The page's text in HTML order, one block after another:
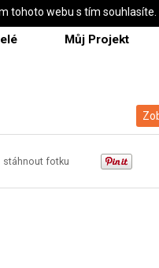
Můj Projekt
stáhnout fotku
tohoto webu s tím souhlasíte.